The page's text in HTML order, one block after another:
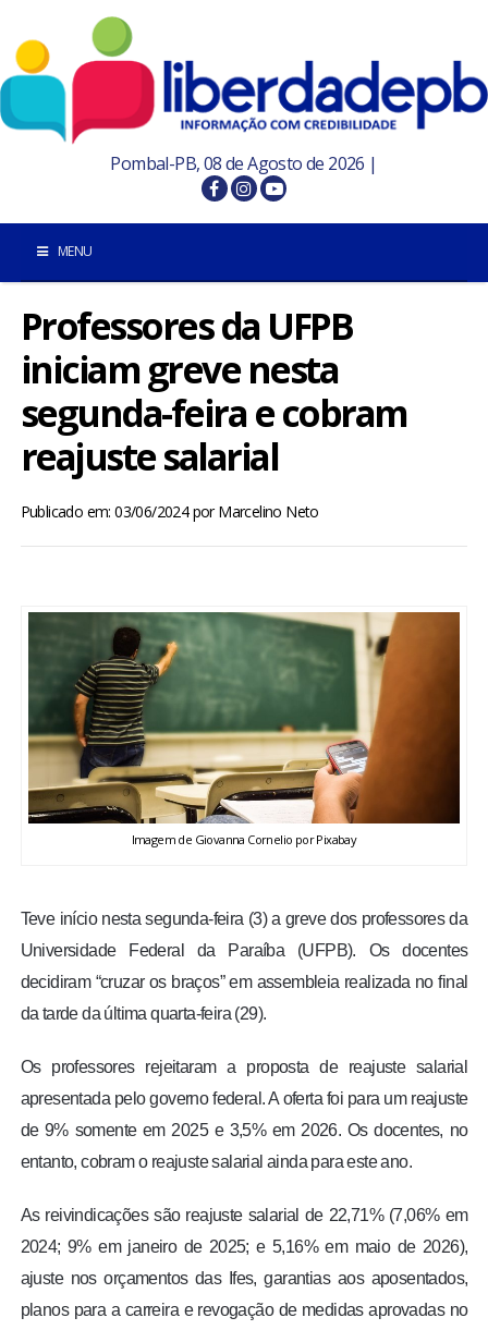
Pombal-PB, 08 de Agosto de 2026 |
MENU
INÍCIO
POMBAL E REGIÃO
PARAÍBA
ESPORTES
ENTRETENIMENTO
ENQUETE
TV LPB
Professores da UFPB
iniciam greve nesta
segunda-feira e cobram
reajuste salarial
Publicado em: 03/06/2024porMarcelino Neto
Imagem de Giovanna Cornelio por Pixabay
Teve início nesta segunda-feira (3) a greve dos professores da
Universidade Federal da Paraíba (UFPB). Os docentes
decidiram “cruzar os braços” em assembleia realizada no final
da tarde da última quarta-feira (29).
Os professores rejeitaram a proposta de reajuste salarial
apresentada pelo governo federal. A oferta foi para um reajuste
de 9% somente em 2025 e 3,5% em 2026. Os docentes, no
entanto, cobram o reajuste salarial ainda para este ano.
As reivindicações são reajuste salarial de 22,71% (7,06% em
2024; 9% em janeiro de 2025; e 5,16% em maio de 2026),
ajuste nos orçamentos das Ifes, garantias aos aposentados,
planos para a carreira e revogação de medidas aprovadas no